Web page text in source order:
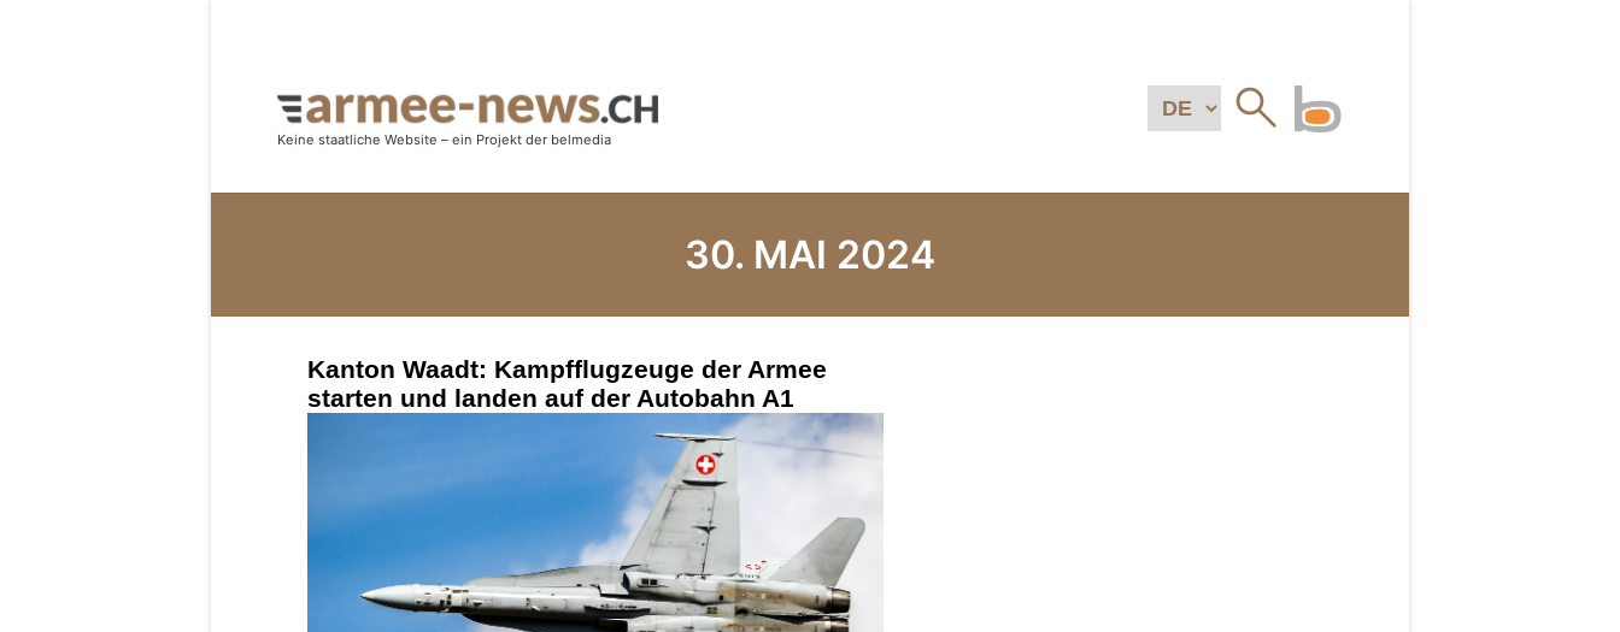
30. MAI 2024
Kanton Waadt: Kampfflugzeuge der Armee
starten und landen auf der Autobahn A1